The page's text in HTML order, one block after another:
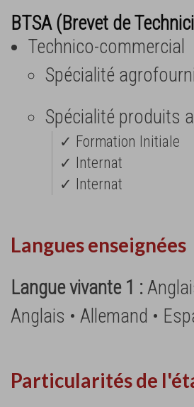
BTSA (Brevet de
Technico-commercial
Spécialité
Spécialité produits
✓ Formation Initiale
✓ Internat
✓ Internat
Langues enseignées
Langue vivante 1 :
Anglais • Allemand •
Particularités de